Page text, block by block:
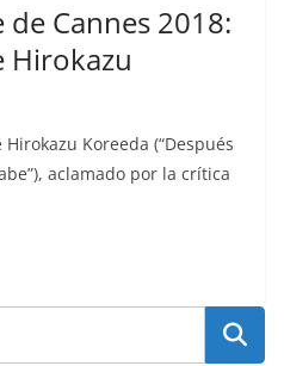
de Cannes 2018:
Hirokazu
Koreeda (“Después
aclamado por la crítica